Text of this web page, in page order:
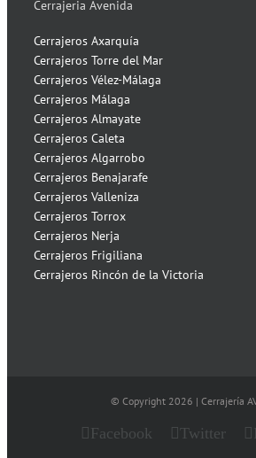
Cerrajeria Avenida
Cerrajeros Axarquía
Cerrajeros Torre del Mar
Cerrajeros Vélez-Málaga
Cerrajeros Málaga
Cerrajeros Almayate
Cerrajeros Caleta
Cerrajeros Algarrobo
Cerrajeros Benajarafe
Cerrajeros Valleniza
Cerrajeros Torrox
Cerrajeros Nerja
Cerrajeros Frigiliana
Cerrajeros Rincón de la Victoria
© Copyright 2026 | Cerrajería
Facebook Twitter